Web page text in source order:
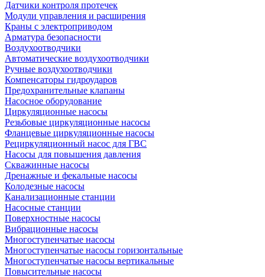
Датчики контроля протечек
Модули управления и расширения
Краны с электроприводом
Арматура безопасности
Воздухоотводчики
Автоматические воздухоотводчики
Ручные воздухоотводчики
Компенсаторы гидроударов
Предохранительные клапаны
Насосное оборудование
Циркуляционные насосы
Резьбовые циркуляционные насосы
Фланцевые циркуляционные насосы
Рециркуляционный насос для ГВС
Насосы для повышения давления
Скважинные насосы
Дренажные и фекальные насосы
Колодезные насосы
Канализационные станции
Насосные станции
Поверхностные насосы
Вибрационные насосы
Многоступенчатые насосы
Многоступенчатые насосы горизонтальные
Многоступенчатые насосы вертикальные
Повысительные насосы